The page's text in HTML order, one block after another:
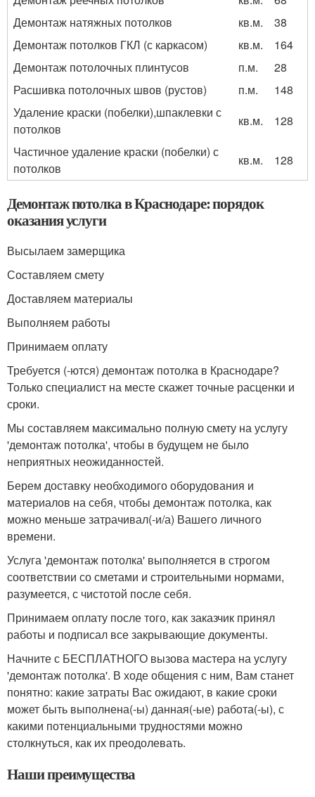
Демонтаж натяжных потолков
кв.м.
38
Демонтаж потолков ГКЛ (с каркасом)
кв.м.
164
Демонтаж потолочных плинтусов
п.м.
28
Расшивка потолочных швов (рустов)
п.м.
148
Удаление краски (побелки),шпаклевки с
потолков
кв.м.
128
Частичное удаление краски (побелки) с
потолков
кв.м. 128
Демонтаж потолка в Краснодаре: порядок
оказания услуги
Высылаем замерщика
Составляем смету
Доставляем материалы
Выполняем работы
Принимаем оплату
Требуется (-ются) демонтаж потолка в Краснодаре?
Только специалист на месте скажет точные расценки и
сроки.
Мы составляем максимально полную смету на услугу
'демонтаж потолка', чтобы в будущем не было
неприятных неожиданностей.
Берем доставку необходимого оборудования и
материалов на себя, чтобы демонтаж потолка, как
можно меньше затрачивал(-и/а) Вашего личного
времени.
Услуга 'демонтаж потолка' выполняется в строгом
соответствии со сметами и строительными нормами,
разумеется, с чистотой после себя.
Принимаем оплату после того, как заказчик принял
работы и подписал все закрывающие документы.
Начните с БЕСПЛАТНОГО вызова мастера на услугу
'демонтаж потолка'. В ходе общения с ним, Вам станет
понятно: какие затраты Вас ожидают, в какие сроки
может быть выполнена(-ы) данная(-ые) работа(-ы), с
какими потенциальными трудностями можно
столкнуться, как их преодолевать.
Наши преимущества